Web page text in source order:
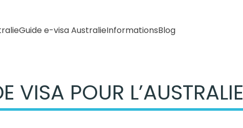
Guide e-visa AustralieInformationsBlog
VISA POUR L’AUSTRALIE